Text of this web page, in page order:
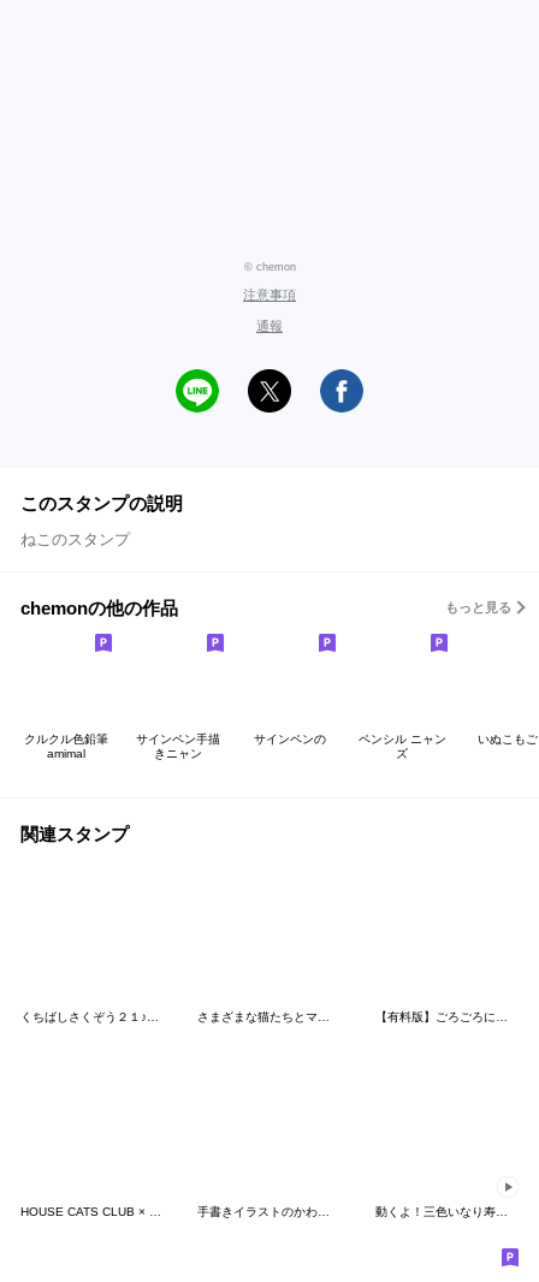
© chemon
注意事項
通報
このスタンプの説明
ねこのスタンプ
chemonの他の作品 もっと見る
クルクル色鉛筆
amimal
サインペン手描
きニャン
サインペンの
ペンシル ニャン
ズ
いぬこも
関連スタンプ
くちばしさくぞう２１♪ネコとりるるる♪ さまざまな猫たちとマルちゃん2 【有料版】ごろごろにゃんすけ コラボ 7
動くよ！三色いなり寿司さんスタンプ2